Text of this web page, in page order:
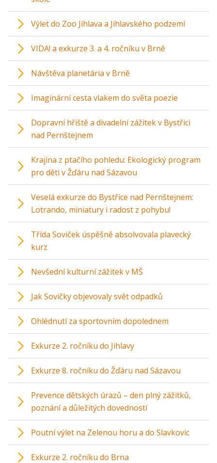
Výlet do Zoo Jihlava a Jihlavského podzemí
VIDA! a exkurze 3. a 4. ročníku v Brně
Návštěva planetária v Brně
Imaginární cesta vlakem do světa poezie
Dopravní hřiště a divadelní zážitek v Bystřici
nad Pernštejnem
Krajina z ptačího pohledu: Ekologický program
pro děti v Žďáru nad Sázavou
Veselá exkurze do Bystřice nad Pernštejnem:
Lotrando, miniatury i radost z pohybu!
Třída Soviček úspěšně absolvovala plavecký
kurz
Nevšední kulturní zážitek v MŠ
Jak Sovičky objevovaly svět odpadků
Ohlédnutí za sportovním dopolednem
Exkurze 2. ročníku do Jihlavy
Exkurze 8. ročníku do Žďáru nad Sázavou
Prevence dětských úrazů – den plný zážitků,
poznání a důležitých dovedností
Poutní výlet na Zelenou horu a do Slavkovic
Exkurze 2. ročníku do Brna